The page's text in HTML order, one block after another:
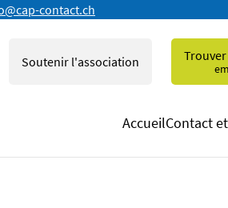
contact.ch
Soutenir l'association Trouver
AccueilContact